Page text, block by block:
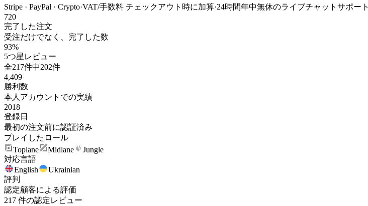
Stripe · PayPal · Crypto·VAT/手数料 チェックアウト時に加算·24時間年中無休のライブチャットサポート
720
完了した注文
受注だけでなく、完了した数
93%
5つ星レビュー
全217件中202件
4,409
勝利数
本人アカウントでの実績
2018
登録日
最初の注文前に認証済み
プレイしたロール
Toplane
Midlane
Jungle
対応言語
English
Ukrainian
評判
認定顧客による評価
217 件の認定レビュー